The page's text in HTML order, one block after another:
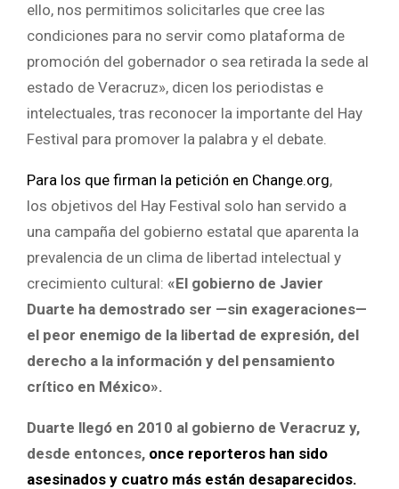
ello, nos permitimos solicitarles que cree las
condiciones para no servir como plataforma de
promoción del gobernador o sea retirada la sede al
estado de Veracruz», dicen los periodistas e
intelectuales, tras reconocer la importante del Hay
Festival para promover la palabra y el debate.
Para los que firman la petición en Change.org,
los objetivos del Hay Festival solo han servido a
una campaña del gobierno estatal que aparenta la
prevalencia de un clima de libertad intelectual y
crecimiento cultural: «El gobierno de Javier
Duarte ha demostrado ser —sin exageraciones—
el peor enemigo de la libertad de expresión, del
derecho a la información y del pensamiento
crítico en México».
Duarte llegó en 2010 al gobierno de Veracruz y,
desde entonces, once reporteros han sido
asesinados y cuatro más están desaparecidos.